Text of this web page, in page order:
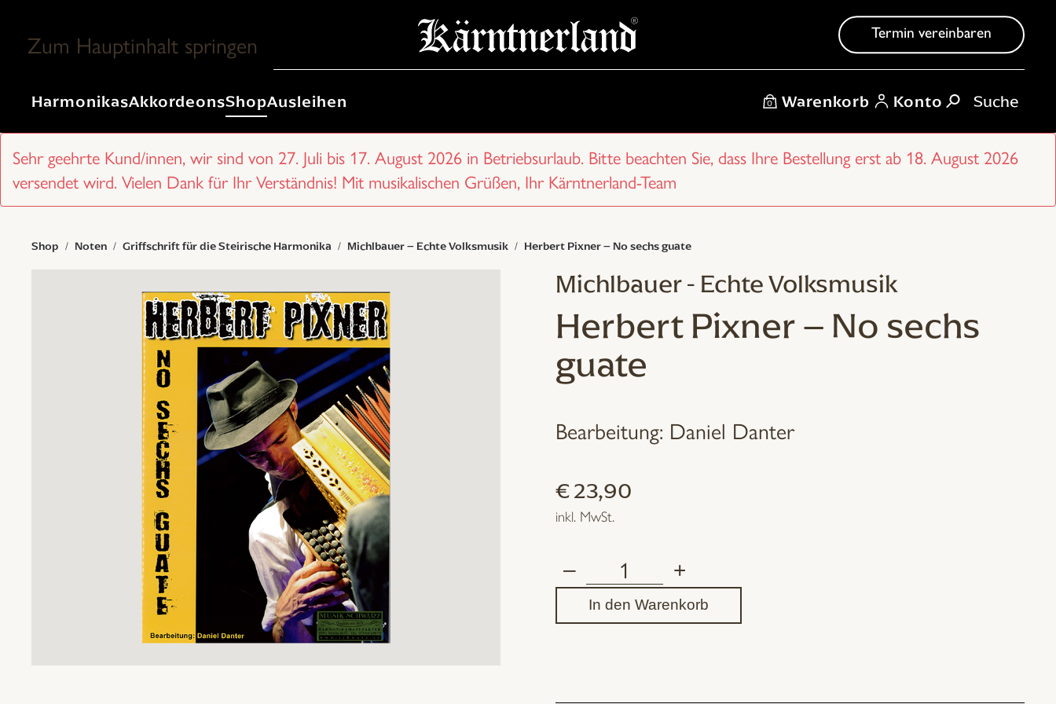
Zum Hauptinhalt springen Termin vereinbaren
HarmonikasAkkordeonsShopAusleihen Warenkorb
0 Konto
Sehr geehrte Kund/innen, wir sind von 27. Juli bis 17. August 2026 in Betriebsurlaub. Bitte beachten Sie, dass Ihre Bestellung erst ab 18. August 2026
versendet wird. Vielen Dank für Ihr Verständnis! Mit musikalischen Grüßen, Ihr Kärntnerland-Team
Shop Noten Griffschrift für die Steirische Harmonika Michlbauer – Echte Volksmusik Herbert Pixner – No sechs guate
Michlbauer - Echte Volksmusik
Herbert Pixner – No sechs
guate
Bearbeitung: Daniel Danter
€23,90
inkl. MwSt.
–
Herbert
Pixner
+
In den Warenkorb